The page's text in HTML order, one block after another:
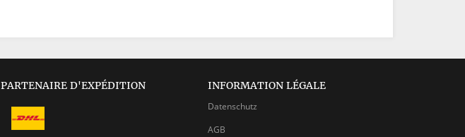
PARTENAIRE D'EXPÉDITION INFORMATION LÉGALE
Datenschutz
AGB